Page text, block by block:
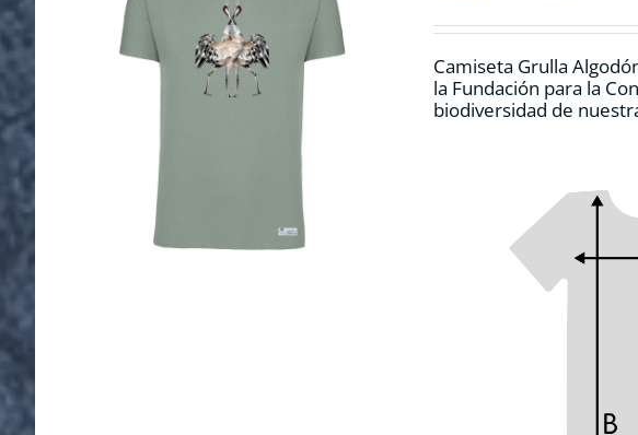
la
de
Camiseta Grulla
la Fundación para la
biodiversidad de